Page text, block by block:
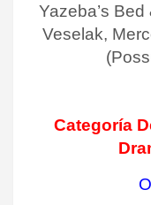
Yazeba’s
Veselak,
Categoría